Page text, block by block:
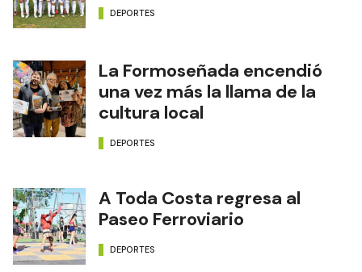
DEPORTES
La Formoseñada encendió
una vez más la llama de la
cultura local
DEPORTES
A Toda Costa regresa al
Paseo Ferroviario
DEPORTES